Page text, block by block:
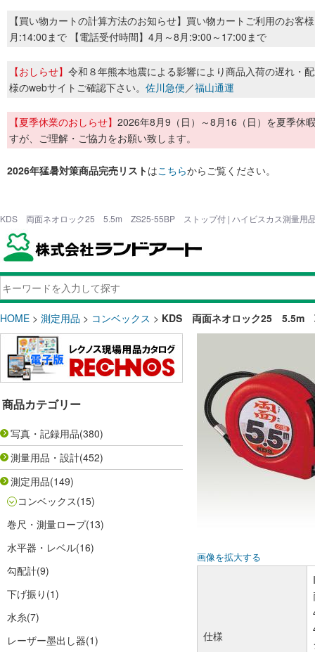
【買い物カートの計算方法のお知らせ】買い物カートご利用のお客
月:14:00まで 【電話受付時間】4月～8月:9:00～17:00まで
【おしらせ】 令和８年熊本地震による影響により商品入荷の遅れ・
様のwebサイトご確認下さい。 佐川急便／福山通運
【夏季休業のおしらせ】 2026年8月9（日）～8月16（日）を夏季休
すが、ご理解・ご協力をお願い致します。
2026年猛暑対策商品完売リストはこちらからご覧ください。
KDS 両面ネオロック25 5.5m ZS25-55BP ストップ付 | ハイビスカス測量用
HOME > 測定用品 > コンベックス > KDS 両面ネオロック25 5.5m
商品カテゴリー
写真・記録用品(380)
測量用品・設計(452)
測定用品(149)
コンベックス(15)
巻尺・測量ロープ(13)
水平器・レベル(16)
勾配計(9)
下げ振り (1)
水糸(7)
レーザー墨出し器(1)
画像を拡大する
仕様